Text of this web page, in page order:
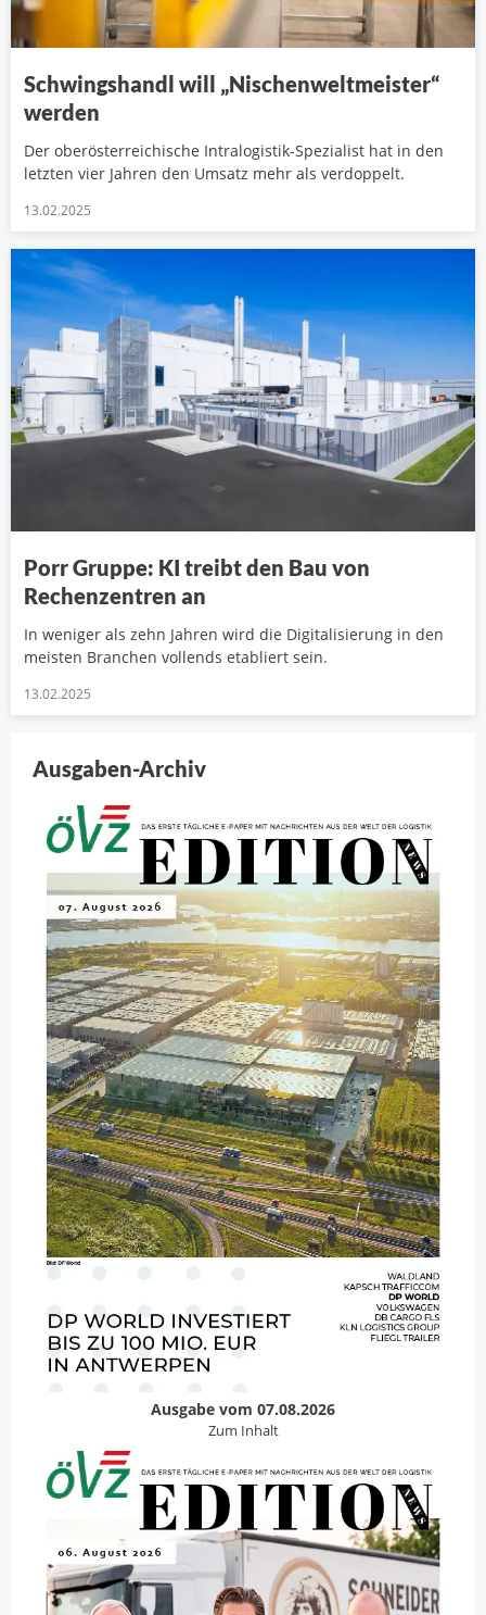
Schwingshandl will „Nischenweltmeister“
werden
Der oberösterreichische Intralogistik-Spezialist hat in den
letzten vier Jahren den Umsatz mehr als verdoppelt.
13.02.2025
Porr Gruppe: KI treibt den Bau von
Rechenzentren an
In weniger als zehn Jahren wird die Digitalisierung in den
meisten Branchen vollends etabliert sein.
13.02.2025
Ausgaben-Archiv
Ausgabe vom 07.08.2026
Zum Inhalt